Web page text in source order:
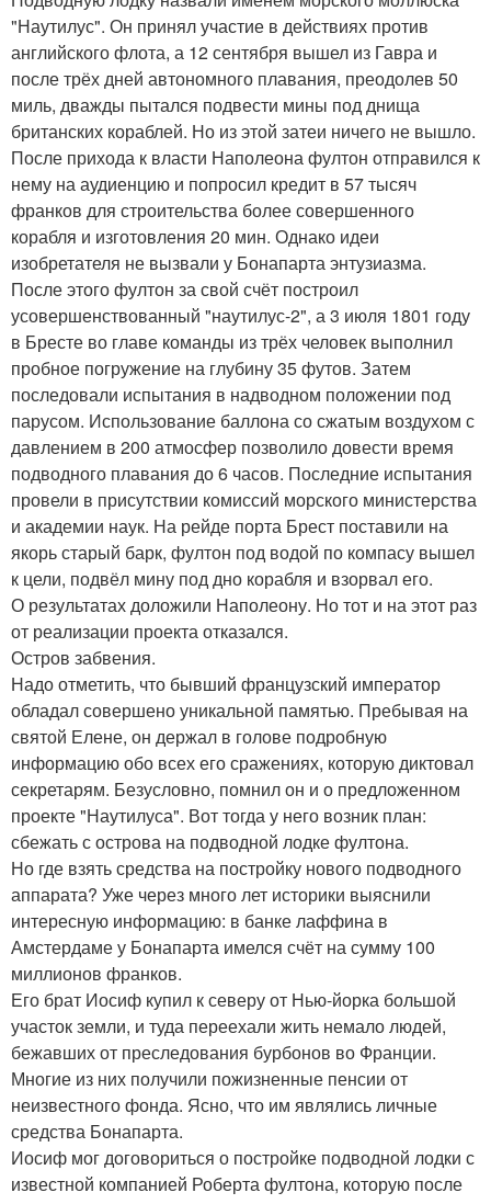
"Наутилус". Он принял участие в действиях против
английского флота, а 12 сентября вышел из Гавра и
после трёх дней автономного плавания, преодолев 50
миль, дважды пытался подвести мины под днища
британских кораблей. Но из этой затеи ничего не вышло.
После прихода к власти Наполеона фултон отправился к
нему на аудиенцию и попросил кредит в 57 тысяч
франков для строительства более совершенного
корабля и изготовления 20 мин. Однако идеи
изобретателя не вызвали у Бонапарта энтузиазма.
После этого фултон за свой счёт построил
усовершенствованный "наутилус-2", а 3 июля 1801 году
в Бресте во главе команды из трёх человек выполнил
пробное погружение на глубину 35 футов. Затем
последовали испытания в надводном положении под
парусом. Использование баллона со сжатым воздухом с
давлением в 200 атмосфер позволило довести время
подводного плавания до 6 часов. Последние испытания
провели в присутствии комиссий морского министерства
и академии наук. На рейде порта Брест поставили на
якорь старый барк, фултон под водой по компасу вышел
к цели, подвёл мину под дно корабля и взорвал его.
О результатах доложили Наполеону. Но тот и на этот раз
от реализации проекта отказался.
Остров забвения.
Надо отметить, что бывший французский император
обладал совершено уникальной памятью. Пребывая на
святой Елене, он держал в голове подробную
информацию обо всех его сражениях, которую диктовал
секретарям. Безусловно, помнил он и о предложенном
проекте "Наутилуса". Вот тогда у него возник план:
сбежать с острова на подводной лодке фултона.
Но где взять средства на постройку нового подводного
аппарата? Уже через много лет историки выяснили
интересную информацию: в банке лаффина в
Амстердаме у Бонапарта имелся счёт на сумму 100
миллионов франков.
Его брат Иосиф купил к северу от Нью-йорка большой
участок земли, и туда переехали жить немало людей,
бежавших от преследования бурбонов во Франции.
Многие из них получили пожизненные пенсии от
неизвестного фонда. Ясно, что им являлись личные
средства Бонапарта.
Иосиф мог договориться о постройке подводной лодки с
известной компанией Роберта фултона, которую после